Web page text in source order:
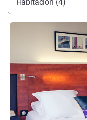
Habitación (4)
Más información